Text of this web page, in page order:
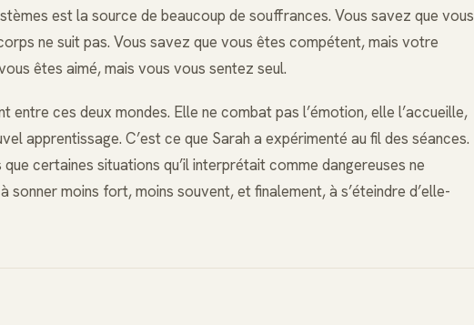
est la source de beaucoup de souffrances. Vous savez que vous
ne suit pas. Vous savez que vous êtes compétent, mais votre
êtes aimé, mais vous vous sentez seul.
entre ces deux mondes. Elle ne combat pas l’émotion, elle l’accueille,
apprentissage. C’est ce que Sarah a expérimenté au fil des séances.
certaines situations qu’il interprétait comme dangereuses ne
sonner moins fort, moins souvent, et finalement, à s’éteindre d’elle-